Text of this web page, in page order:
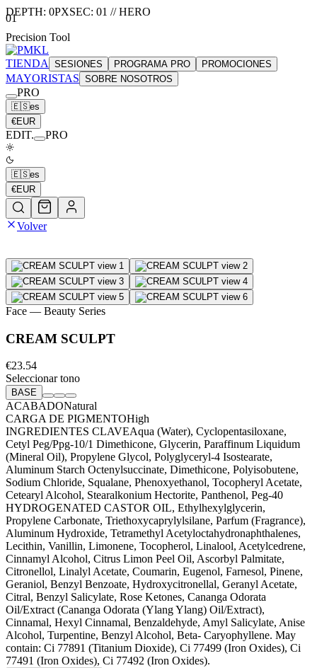
DEPTH: 0PXSEC: 01 //HERO
01
Precision Tool
TIENDA SESIONES PROGRAMA PRO PROMOCIONES
MAYORISTAS SOBRE NOSOTROS
PRO
🇪🇸es
€EUR
EDIT. PRO
🇪🇸es
€EUR
Volver
Face — Beauty Series
CREAM SCULPT
€23.54
Seleccionar tono
BASE
ACABADONatural
CARGA DE PIGMENTOHigh
INGREDIENTES CLAVEAqua (Water), Cyclopentasiloxane,
Cetyl Peg/Ppg-10/1 Dimethicone, Glycerin, Paraffinum Liquidum
(Mineral Oil), Propylene Glycol, Polyglyceryl-4 Isostearate,
Aluminum Starch Octenylsuccinate, Dimethicone, Polyisobutene,
Sodium Chloride, Squalane, Phenoxyethanol, Tocopheryl Acetate,
Cetearyl Alcohol, Stearalkonium Hectorite, Panthenol, Peg-40
HYDROGENATED CASTOR OIL, Ethylhexylglycerin,
Propylene Carbonate, Triethoxycaprylylsilane, Parfum (Fragrance),
Aluminum Hydroxide, Tetramethyl Acetyloctahydronaphthalenes,
Lecithin, Vanillin, Limonene, Tocopherol, Linalool, Acetylcedrene,
Cinnamyl Alcohol, Citrus Limon Peel Oil, Ascorbyl Palmitate,
Citronellol, Linalyl Acetate, Coumarin, Eugenol, Farnesol, Pinene,
Geraniol, Benzyl Benzoate, Hydroxycitronellal, Geranyl Acetate,
Citral, Benzyl Salicylate, Rose Ketones, Cananga Odorata
Oil/Extract (Cananga Odorata (Ylang Ylang) Oil/Extract),
Cinnamal, Hexyl Cinnamal, Benzaldehyde, Amyl Salicylate, Anise
Alcohol, Turpentine, Benzyl Alcohol, Beta- Caryophyllene. May
contain: Ci 77891 (Titanium Dioxide), Ci 77499 (Iron Oxides), Ci
77491 (Iron Oxides), Ci 77492 (Iron Oxides).